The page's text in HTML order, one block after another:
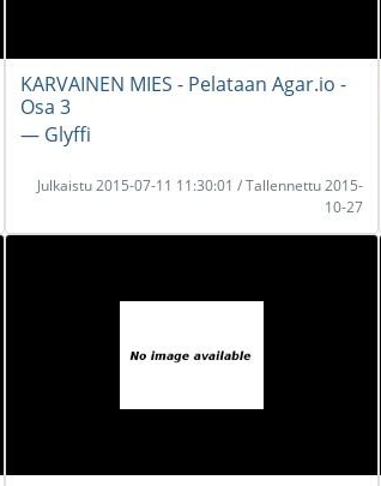
KARVAINEN MIES - Pelataan Agar.io -
Osa 3
― Glyffi
Julkaistu 2015-07-11 11:30:01 / Tallennettu 2015-
10-27